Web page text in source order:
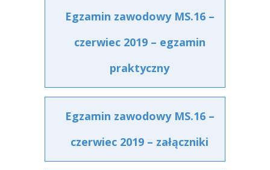
Egzamin zawodowy MS.16 –
czerwiec 2019 – egzamin
praktyczny
Egzamin zawodowy MS.16 –
czerwiec 2019 – załączniki